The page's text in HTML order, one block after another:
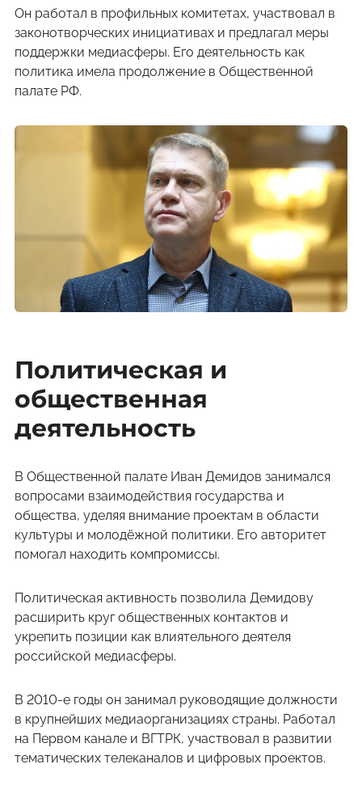
Он работал в профильных комитетах, участвовал в
законотворческих инициативах и предлагал меры
поддержки медиасферы. Его деятельность как
политика имела продолжение в Общественной
палате РФ.
Политическая и
общественная
деятельность
В Общественной палате Иван Демидов занимался
вопросами взаимодействия государства и
общества, уделяя внимание проектам в области
культуры и молодёжной политики. Его авторитет
помогал находить компромиссы.
Политическая активность позволила Демидову
расширить круг общественных контактов и
укрепить позиции как влиятельного деятеля
российской медиасферы.
В 2010-е годы он занимал руководящие должности
в крупнейших медиаорганизациях страны. Работал
на Первом канале и ВГТРК, участвовал в развитии
тематических телеканалов и цифровых проектов.